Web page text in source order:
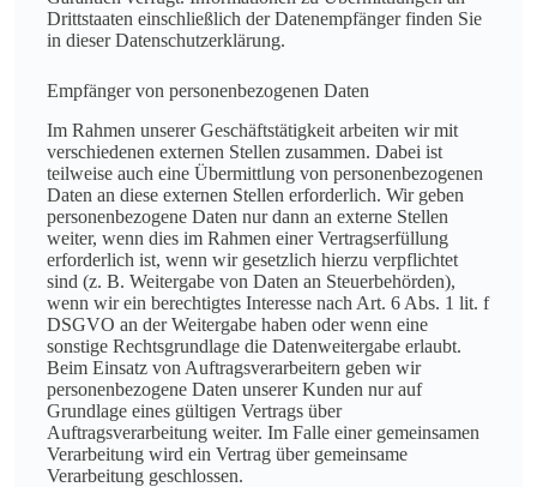
Drittstaaten einschließlich der Datenempfänger finden Sie
in dieser Datenschutzerklärung.
Empfänger von personenbezogenen Daten
Im Rahmen unserer Geschäftstätigkeit arbeiten wir mit
verschiedenen externen Stellen zusammen. Dabei ist
teilweise auch eine Übermittlung von personenbezogenen
Daten an diese externen Stellen erforderlich. Wir geben
personenbezogene Daten nur dann an externe Stellen
weiter, wenn dies im Rahmen einer Vertragserfüllung
erforderlich ist, wenn wir gesetzlich hierzu verpflichtet
sind (z. B. Weitergabe von Daten an Steuerbehörden),
wenn wir ein berechtigtes Interesse nach Art. 6 Abs. 1 lit. f
DSGVO an der Weitergabe haben oder wenn eine
sonstige Rechtsgrundlage die Datenweitergabe erlaubt.
Beim Einsatz von Auftragsverarbeitern geben wir
personenbezogene Daten unserer Kunden nur auf
Grundlage eines gültigen Vertrags über
Auftragsverarbeitung weiter. Im Falle einer gemeinsamen
Verarbeitung wird ein Vertrag über gemeinsame
Verarbeitung geschlossen.